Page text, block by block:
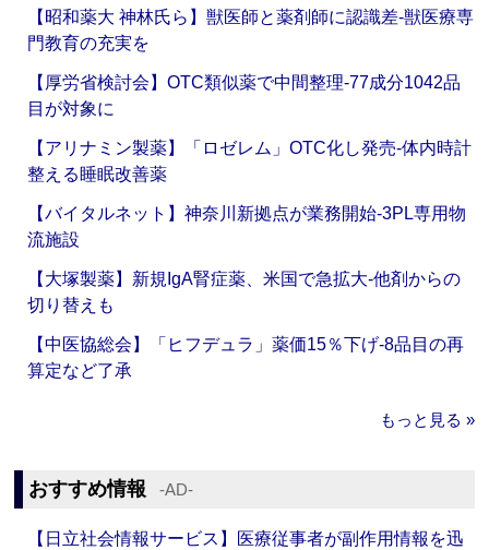
【昭和薬大 神林氏ら】獣医師と薬剤師に認識差‐獣医療専
門教育の充実を
【厚労省検討会】OTC類似薬で中間整理‐77成分1042品
目が対象に
【アリナミン製薬】「ロゼレム」OTC化し発売‐体内時計
整える睡眠改善薬
【バイタルネット】神奈川新拠点が業務開始‐3PL専用物
流施設
【大塚製薬】新規IgA腎症薬、米国で急拡大‐他剤からの
切り替えも
【中医協総会】「ヒフデュラ」薬価15％下げ‐8品目の再
算定など了承
もっと見る »
おすすめ情報 ‐AD‐
【日立社会情報サービス】医療従事者が副作用情報を迅